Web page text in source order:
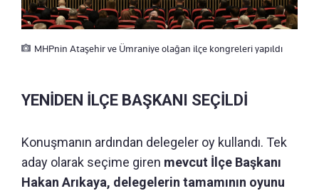
MHPnin Ataşehir ve Ümraniye olağan ilçe kongreleri yapıldı
YENİDEN İLÇE BAŞKANI SEÇİLDİ
Konuşmanın ardından delegeler oy kullandı. Tek
aday olarak seçime giren mevcut İlçe Başkanı
Hakan Arıkaya, delegelerin tamamının oyunu